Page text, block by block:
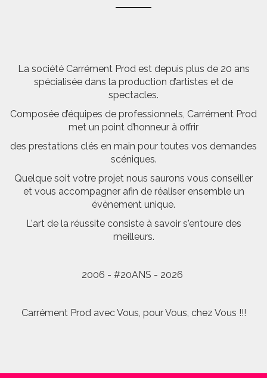
La société Carrément Prod est depuis plus de 20 ans
spécialisée dans la production d’artistes et de
spectacles.
Composée d’équipes de professionnels, Carrément Prod
met un point d’honneur à offrir
des prestations clés en main pour toutes vos demandes
scéniques.
Quelque soit votre projet nous saurons vous conseiller
et vous accompagner afin de réaliser ensemble un
évènement unique.
L'art de la réussite consiste à savoir s'entoure des
meilleurs.
2006 - #20ANS - 2026
Carrément Prod avec Vous, pour Vous, chez Vous !!!